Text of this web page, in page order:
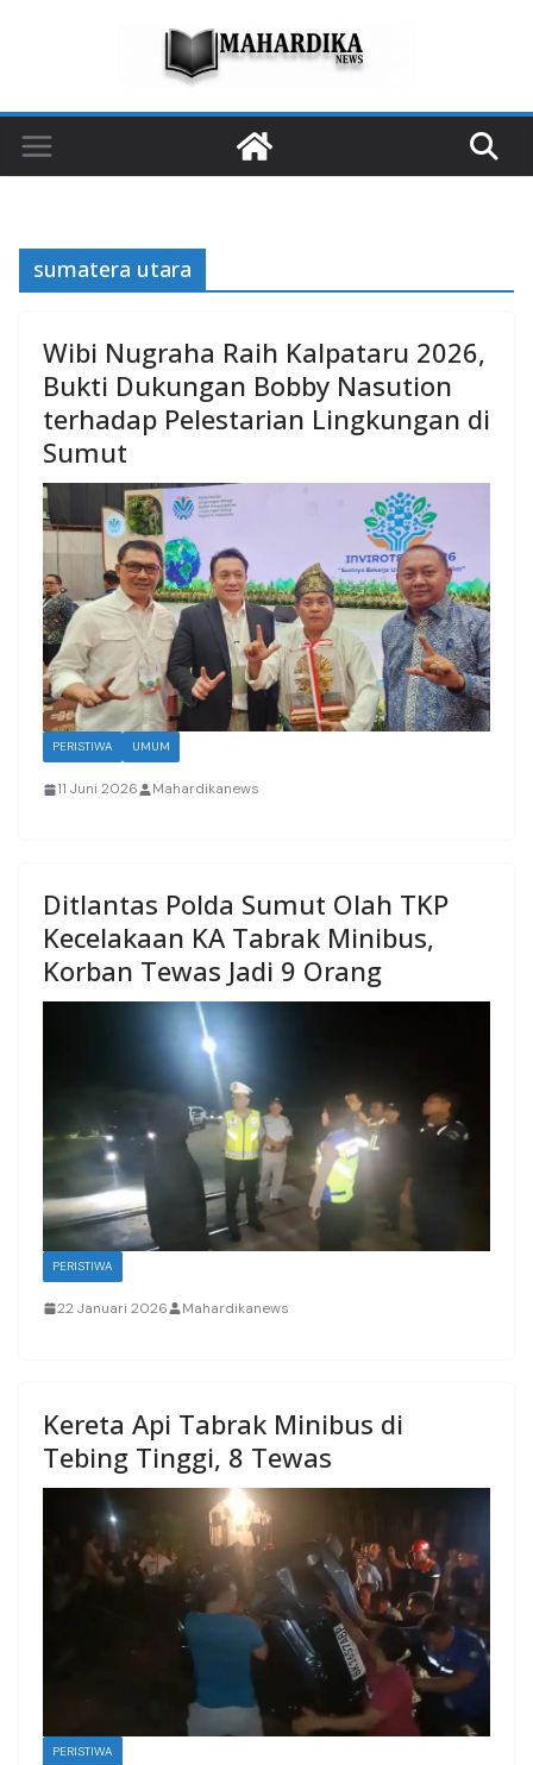
sumatera utara
Wibi Nugraha Raih Kalpataru 2026,
Bukti Dukungan Bobby Nasution
terhadap Pelestarian Lingkungan di
Sumut
PERISTIWA UMUM
11 Juni 2026 Mahardikanews
Ditlantas Polda Sumut Olah TKP
Kecelakaan KA Tabrak Minibus,
Korban Tewas Jadi 9 Orang
PERISTIWA
22 Januari 2026 Mahardikanews
Kereta Api Tabrak Minibus di
Tebing Tinggi, 8 Tewas
PERISTIWA